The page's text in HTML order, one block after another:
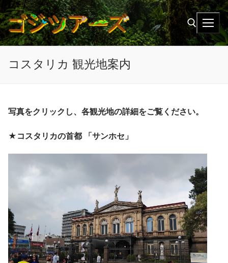
al
contenido
Buscar:
コスタリカ 観光地案内
写真をクリックし、各観光地の詳細をご覧ください。
★コスタリカの首都 「サンホセ」